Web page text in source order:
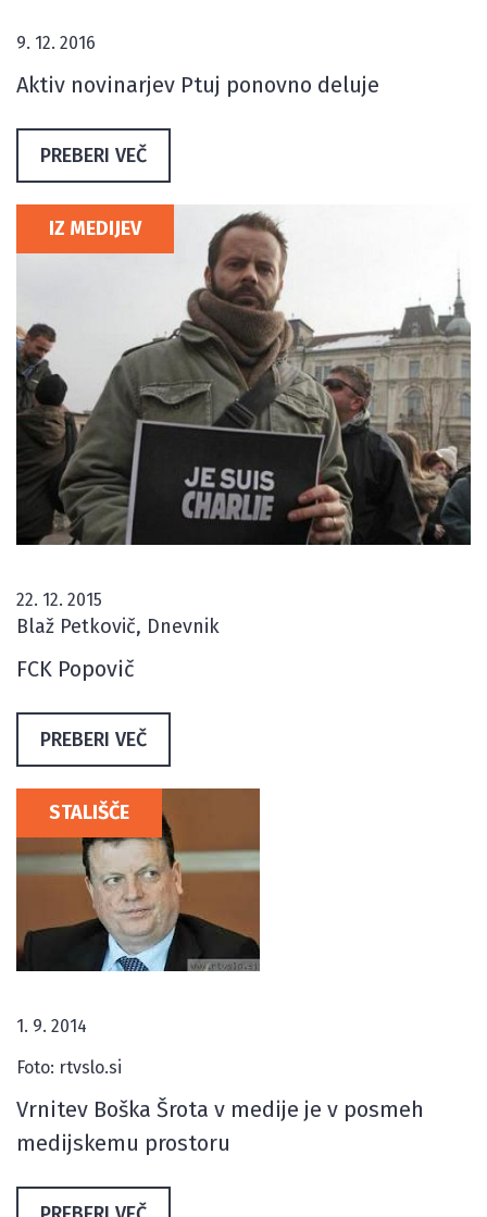
9. 12. 2016
Aktiv novinarjev Ptuj ponovno deluje
PREBERI VEČ
IZ MEDIJEV
22. 12. 2015
Blaž Petkovič, Dnevnik
FCK Popovič
PREBERI VEČ
STALIŠČE
1. 9. 2014
Foto: rtvslo.si
Vrnitev Boška Šrota v medije je v posmeh
medijskemu prostoru